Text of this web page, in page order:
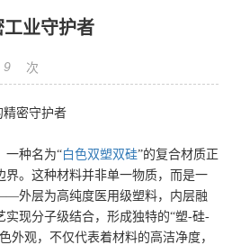
业守护者
9 次
精密守护者
一种名为“白色双塑双硅”的复合材质正
界。这种材料并非单一物质，而是一
外层为高纯度医用级塑料，内层融
现分子级结合，形成独特的“塑-硅-
外观，不仅代表着材料的高洁净度，